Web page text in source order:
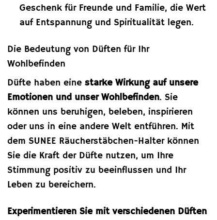
Geschenk für Freunde und Familie, die Wert
auf Entspannung und Spiritualität legen.
Die Bedeutung von Düften für Ihr
Wohlbefinden
Düfte haben eine starke Wirkung auf unsere
Emotionen und unser Wohlbefinden. Sie
können uns beruhigen, beleben, inspirieren
oder uns in eine andere Welt entführen. Mit
dem SUNEE Räucherstäbchen-Halter können
Sie die Kraft der Düfte nutzen, um Ihre
Stimmung positiv zu beeinflussen und Ihr
Leben zu bereichern.
Experimentieren Sie mit verschiedenen Düften